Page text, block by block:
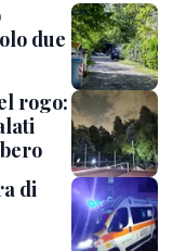
due
rogo:
di